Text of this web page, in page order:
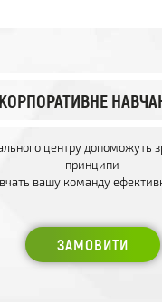
КОРПОРАТИВНЕ
центру допоможуть
принципи
вашу команду
ЗАМОВИТИ